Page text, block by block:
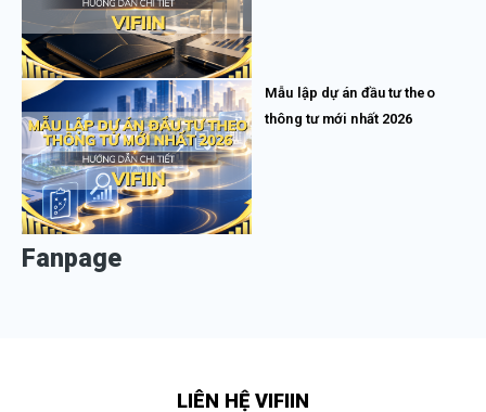
Mẫu lập dự án đầu tư theo
thông tư mới nhất 2026
Fanpage
LIÊN HỆ VIFIIN